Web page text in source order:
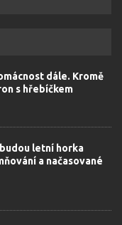
dále. Kromě
s hřebíčkem
letní horka
a načasované